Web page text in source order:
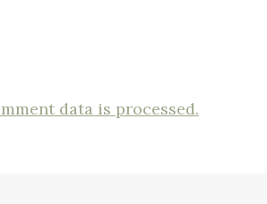
data is processed.